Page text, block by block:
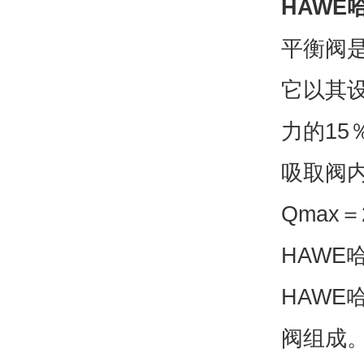
HAWE
平衡阀
它以其
力的15
吸取阀
Qmax
HAWE
HAWE
阀组成